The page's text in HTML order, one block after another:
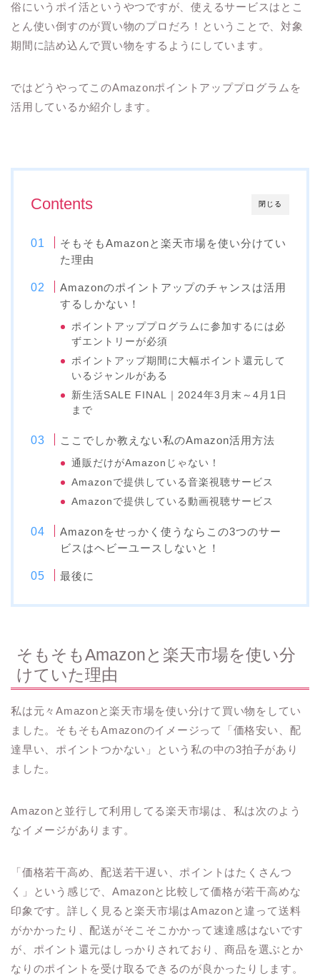
俗にいうポイ活というやつですが、使えるサービスはとこ
とん使い倒すのが買い物のプロだろ！ということで、対象
期間に詰め込んで買い物をするようにしています。
ではどうやってこのAmazonポイントアッププログラムを
活用しているか紹介します。
閉じる
Contents
そもそもAmazonと楽天市場を使い分けてい
た理由
Amazonのポイントアップのチャンスは活用
するしかない！
ポイントアッププログラムに参加するには必
ずエントリーが必須
ポイントアップ期間に大幅ポイント還元して
いるジャンルがある
新生活SALE FINAL｜2024年3月末～4月1日
まで
ここでしか教えない私のAmazon活用方法
通販だけがAmazonじゃない！
Amazonで提供している音楽視聴サービス
Amazonで提供している動画視聴サービス
Amazonをせっかく使うならこの3つのサー
ビスはヘビーユースしないと！
最後に
そもそもAmazonと楽天市場を使い分
けていた理由
私は元々Amazonと楽天市場を使い分けて買い物をしてい
ました。そもそもAmazonのイメージって「価格安い、配
達早い、ポイントつかない」という私の中の3拍子があり
ました。
Amazonと並行して利用してる楽天市場は、私は次のよう
なイメージがあります。
「価格若干高め、配送若干遅い、ポイントはたくさんつ
く」という感じで、Amazonと比較して価格が若干高めな
印象です。詳しく見ると楽天市場はAmazonと違って送料
がかかったり、配送がそこそこかかって速達感はないです
が、ポイント還元はしっかりされており、商品を選ぶとか
なりのポイントを受け取るできるのが良かったりします。